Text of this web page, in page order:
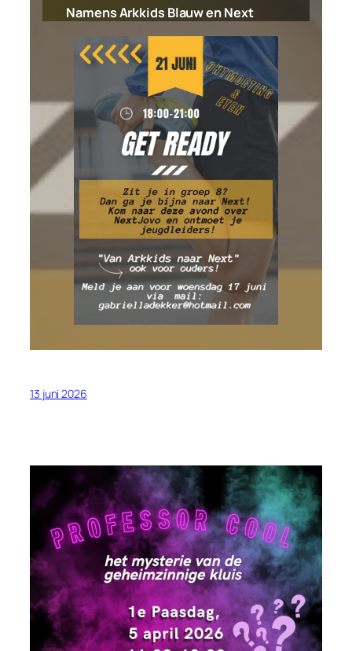
Namens Arkkids Blauw en Next
13 juni 2026